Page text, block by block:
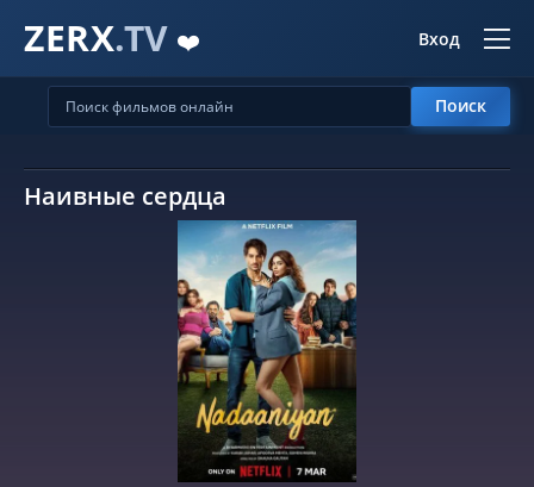
ZERX.TV ❤️ Вход
Поиск
Наивные сердца
СМОТРЕТЬ ОНЛАЙН